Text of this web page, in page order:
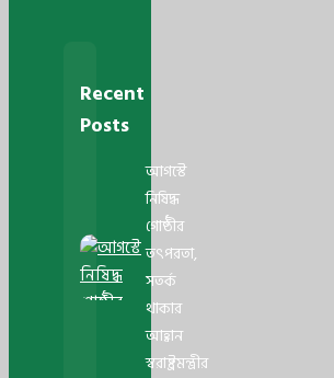
Recent
Posts
আগস্টে
নিষিদ্ধ
গোষ্ঠীর
তৎপরতা,
সতর্ক
থাকার
আহ্বান
স্বরাষ্ট্রমন্ত্রীর